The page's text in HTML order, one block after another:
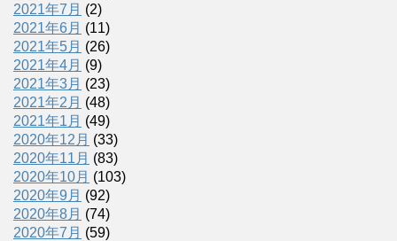
2021年7月 (2)
2021年6月 (11)
2021年5月 (26)
2021年4月 (9)
2021年3月 (23)
2021年2月 (48)
2021年1月 (49)
2020年12月 (33)
2020年11月 (83)
2020年10月 (103)
2020年9月 (92)
2020年8月 (74)
2020年7月 (59)